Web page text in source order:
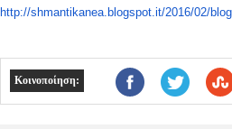
http://shmantikanea.blogspot. it/2016/02/
Κοινοποίηση: